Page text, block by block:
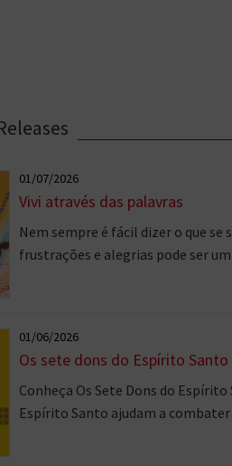
01/07/2026
Vivi através das palavras
Nem sempre é fácil dizer o que se
frustrações e alegrias pode ser
01/06/2026
Os sete dons do Espírito Santo
Conheça Os Sete Dons do
Espírito Santo ajudam a combater